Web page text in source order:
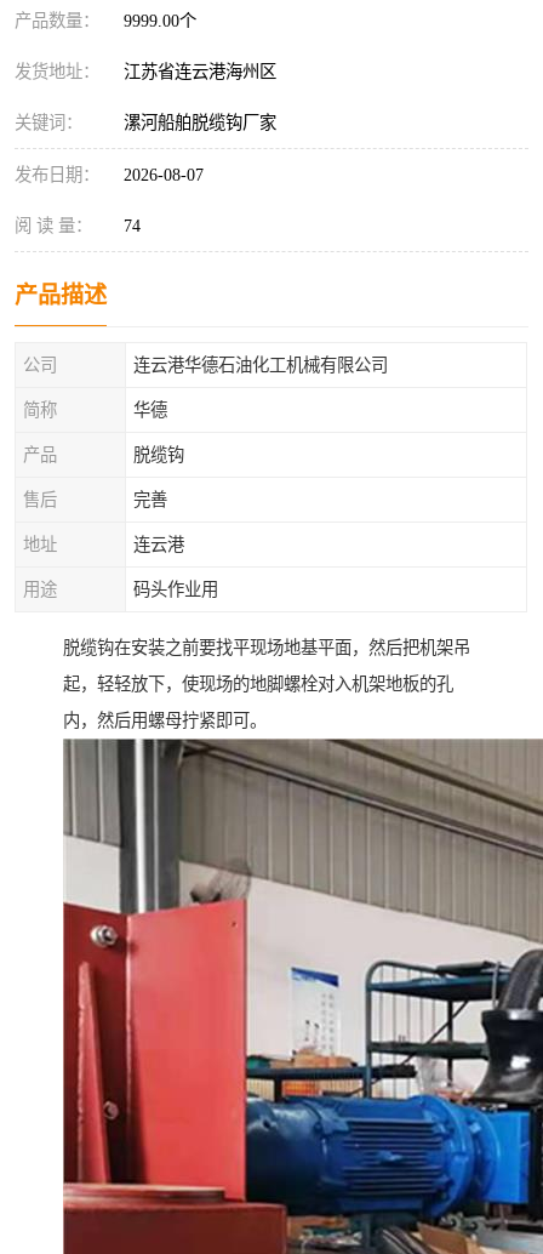
产品数量： 9999.00个
发货地址： 江苏省连云港海州区
关键词： 漯河船舶脱缆钩厂家
发布日期： 2026-08-07
阅 读 量： 74
产品描述
公司 连云港华德石油化工机械有限公司
简称 华德
产品 脱缆钩
售后 完善
地址 连云港
用途 码头作业用
脱缆钩在安装之前要找平现场地基平面，然后把机架吊
起，轻轻放下，使现场的地脚螺栓对入机架地板的孔
内，然后用螺母拧紧即可。